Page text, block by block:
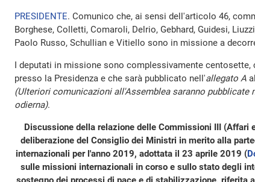
PRESIDENTE. Comunico che, ai sensi dell'articolo 46,
Borghese, Colletti, Comaroli, Delrio, Gebhard, Guidesi,
Paolo Russo, Schullian e Vitiello sono in missione a
I deputati in missione sono complessivamente
presso la Presidenza e che sarà pubblicato nell'allegato A
(Ulteriori comunicazioni all'Assemblea saranno pubblicate
odierna).
Discussione della relazione delle Commissioni III (Affari
deliberazione del Consiglio dei Ministri in merito alla
internazionali per l'anno 2019, adottata il 23 aprile 2019 (
sulle missioni internazionali in corso e sullo stato degli